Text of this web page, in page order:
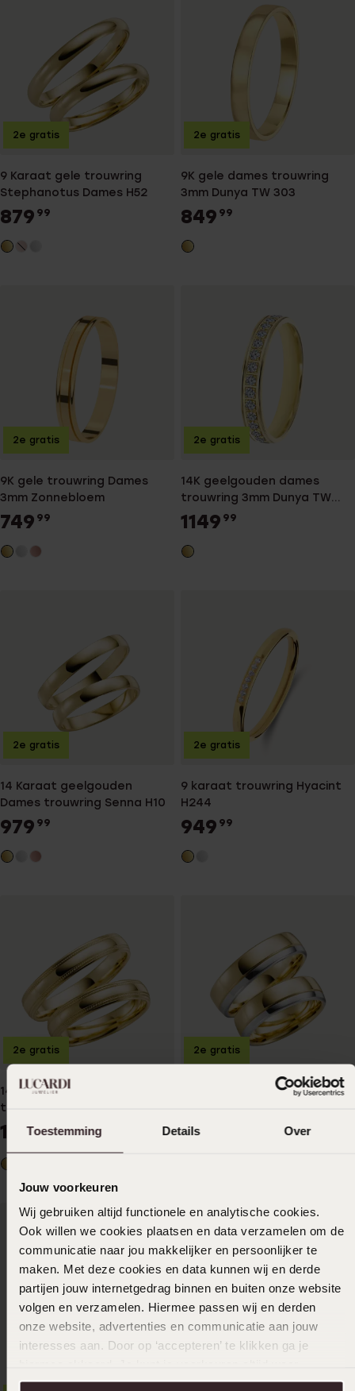
Toestemming Details Over
Jouw voorkeuren
Wij gebruiken altijd functionele en analytische cookies.
Ook willen we cookies plaatsen en data verzamelen om de
communicatie naar jou makkelijker en persoonlijker te
maken. Met deze cookies en data kunnen wij en derde
partijen jouw internetgedrag binnen en buiten onze website
volgen en verzamelen. Hiermee passen wij en derden
onze website, advertenties en communicatie aan jouw
interesses aan. Door op ‘accepteren’ te klikken ga je
aanpassen. Lees er meer over in onscookiebeleid.
9 Karaat gele trouwring
Stephanotus Dames H52
879 99
2e gratis
9K gele dames trouwring
3mm Dunya TW 303
849 99
2e gratis
9K gele trouwring Dames
3mm Zonnebloem
749 99
2e gratis
14K geelgouden dames
trouwring 3mm Dunya TW
303
1149 99
2e gratis
14 Karaat geelgouden
Dames trouwring Senna H10
979 99
2e gratis
9 karaat trouwring Hyacint
H244
949 99
2e gratis
14 Karaat geelgouden
trouwring Primula Dames H89
124999
2e gratis
14 K bicolour trouwring
2449
2e gratis